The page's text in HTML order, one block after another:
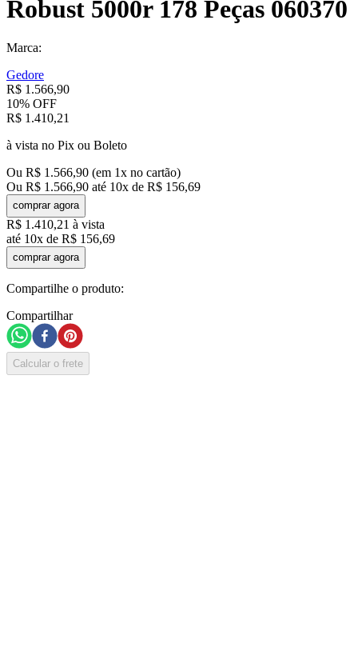
Robust 5000r 178 Peças 060370
Marca:
Gedore
R$ 1 .566,90
10% OFF
R$ 1 .410,21
à vista no Pix ou Boleto
Ou R$ 1 .566,90 (em 1x no cartão)
Ou R$ 1 .566,90 até 10x de R$ 156,69
comprar agora
R$ 1 .410,21 à vista
até 10x de R$ 156,69
comprar agora
Compartilhe o produto:
Compartilhar
Calcular o frete